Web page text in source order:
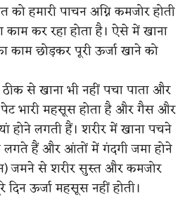
को हमारी पाचन अग्नि कमजोर होती
कर रहा होता है। ऐसे में खाना
काम छोड़कर पूरी ऊर्जा खाने को
से खाना भी नहीं पचा पाता और
भारी महसूस होता है और गैस और
होने लगती हैं। शरीर में खाना पचने
लगते हैं और आंतों में गंदगी जमा होने
जमने से शरीर सुस्त और कमजोर
ऊर्जा महसूस नहीं होती।